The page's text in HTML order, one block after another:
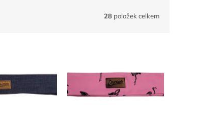
28 položek celkem